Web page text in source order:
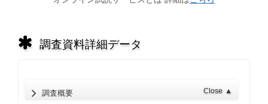
調査資料詳細データ
調査概要 Close ▲